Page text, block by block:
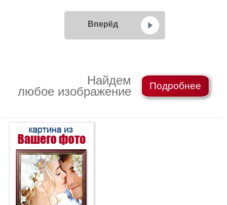
Вперёд
Найдем
любое изображение
Подробнее